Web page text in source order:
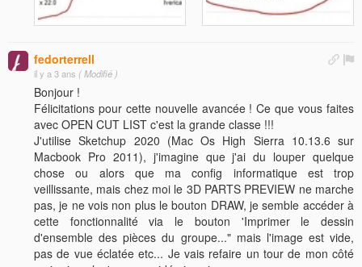
fedorterrell
il y a 3 ans ( Modifié )
Bonjour !
Félicitations pour cette nouvelle avancée ! Ce que vous faites
avec OPEN CUT LIST c'est la grande classe !!!
J'utilise Sketchup 2020 (Mac Os High Sierra 10.13.6 sur
Macbook Pro 2011), j'imagine que j'ai du louper quelque
chose ou alors que ma config informatique est trop
veillissante, mais chez moi le 3D PARTS PREVIEW ne marche
pas, je ne vois non plus le bouton DRAW, je semble accéder à
cette fonctionnalité via le bouton 'Imprimer le dessin
d'ensemble des pièces du groupe..." mais l'image est vide,
pas de vue éclatée etc... Je vais refaire un tour de mon côté